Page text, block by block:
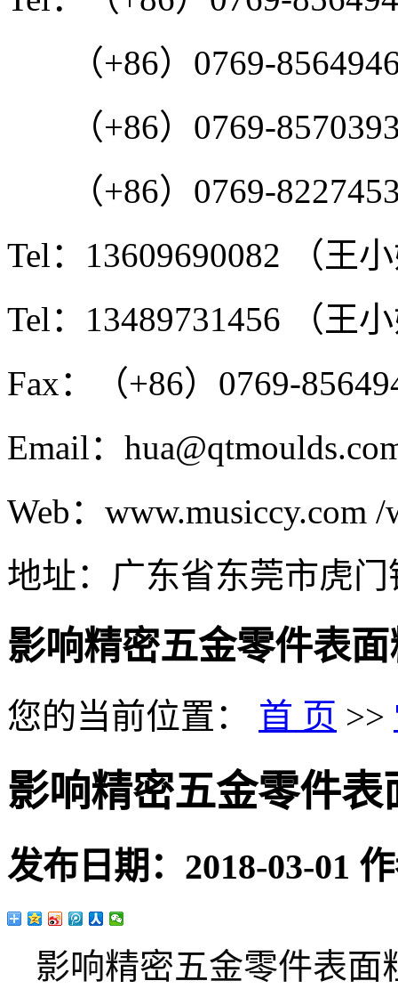
（+86）0769-
（+86）0769-
（+86）0769-
Tel：13609690082 （王
Tel：13489731456 （王
Fax：（+86）0769-
Email：
Web：www.musiccy.com
地址：广东省东莞市虎
影响精密五金零件表
您的当前位置： 首 页 >>
影响精密五金零件
发布日期： 2018-03-01
影响精密五金零件表